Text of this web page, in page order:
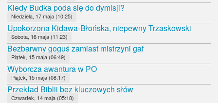
Kiedy Budka poda się do dymisji?
Niedziela, 17 maja (10:25)
Upokorzona Kidawa-Błońska, niepewny Trzaskowski
Sobota, 16 maja (11:23)
Bezbarwny goguś zamiast mistrzyni gaf
Piątek, 15 maja (06:49)
Wyborcza awantura w PO
Piątek, 15 maja (08:17)
Przekład Biblii bez kluczowych słów
Czwartek, 14 maja (05:18)